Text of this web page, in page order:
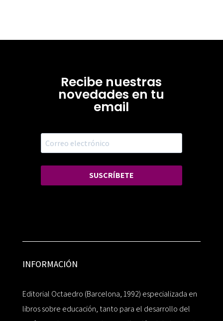
Recibe nuestras
novedades en tu
email
SUSCRÍBETE
INFORMACIÓN
Editorial Octaedro (Barcelona, 1992) especializada en
libros sobre educación, tanto para el desarrollo del